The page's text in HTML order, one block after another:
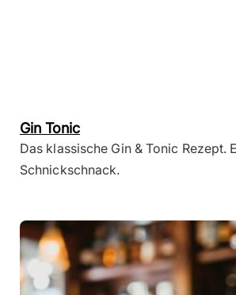
Gin Tonic
Das klassische Gin & Tonic Rezept.
Schnickschnack.